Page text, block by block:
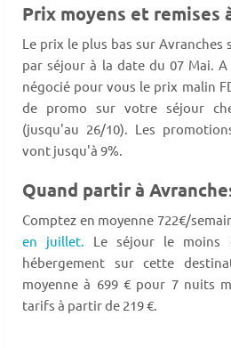
Prix moyens et remises
Le prix le plus bas sur Avranches
par séjour à la date du 07 Mai.
négocié pour vous le prix malin
de promo sur votre séjour
(jusqu'au 26/10). Les
vont jusqu'à 9%.
Quand partir à
Comptez en moyenne 722€/
en juillet. Le séjour le moins
hébergement sur cette
moyenne à 699 € pour 7 nuits
tarifs à partir de 219 €.